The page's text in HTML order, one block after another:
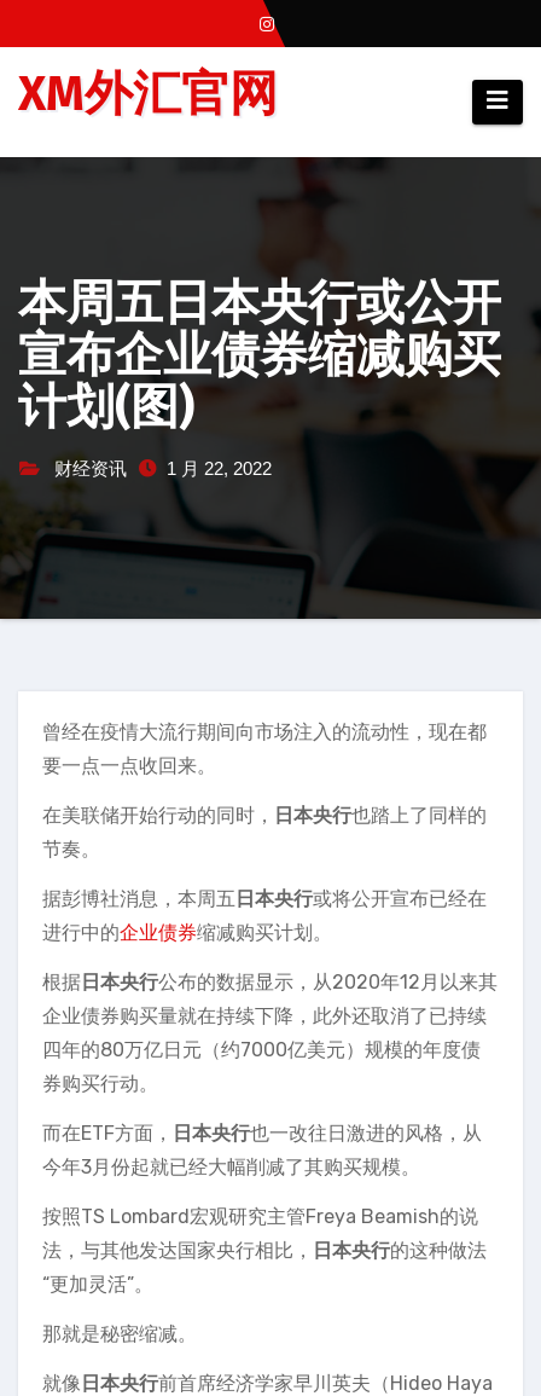
至
XM外汇官网
本周五日本央行或公开
宣布企业债券缩减购买
计划(图)
财经资讯 1 月 22, 2022
曾经在疫情大流行期间向市场注入的流动性，现在都
要一点一点收回来。
在美联储开始行动的同时， 日本央行也踏上了同样的
节奏。
据彭博社消息，本周五 日本央行或将公开宣布已经在
进行中的企业债券缩减购买计划。
根据 日本央行公布的数据显示，从2020年12月以来其
企业债券购买量就在持续下降，此外还取消了已持续
四年的80万亿日元（约7000亿美元）规模的年度债
券购买行动。
而在ETF方面， 日本央行也一改往日激进的风格，从
今年3月份起就已经大幅削减了其购买规模。
按照TS Lombard宏观研究主管Freya Beamish的说
法，与其他发达国家央行相比， 日本央行的这种做法
“更加灵活”。
那就是秘密缩减。
就像 日本央行前首席经济学家早川英夫（Hideo Haya